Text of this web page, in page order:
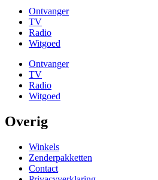
Ontvanger
TV
Radio
Witgoed
Ontvanger
TV
Radio
Witgoed
Overig
Winkels
Zenderpakketten
Contact